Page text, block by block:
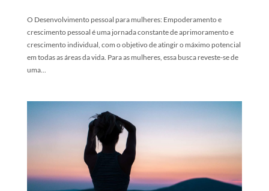
O Desenvolvimento pessoal para mulheres: Empoderamento e
crescimento pessoal é uma jornada constante de aprimoramento e
crescimento individual, com o objetivo de atingir o máximo potencial
em todas as áreas da vida. Para as mulheres, essa busca reveste-se de
uma...